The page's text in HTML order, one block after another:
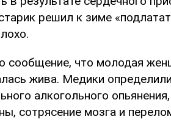
решил к зиме
сообщение, что молодая
жива. Медики
алкогольного
сотрясение мозга и